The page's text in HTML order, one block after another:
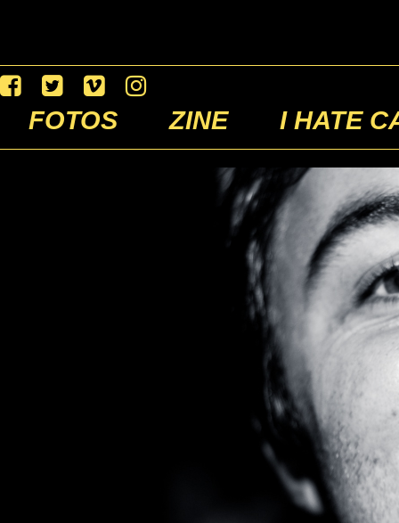
FOTOS ZINE I HATE